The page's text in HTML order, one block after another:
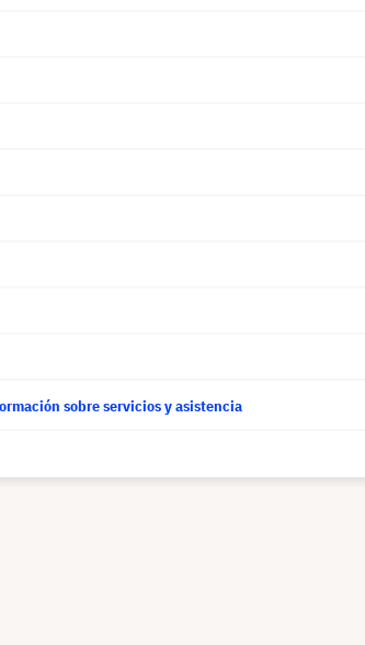
sobre servicios y asistencia